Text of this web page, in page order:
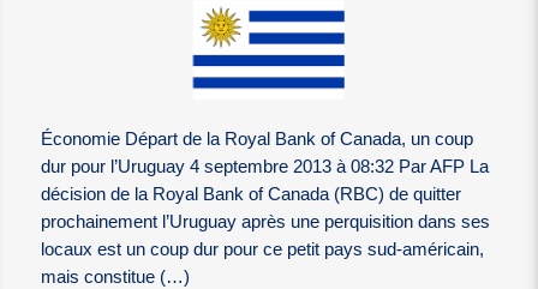
Économie Départ de la Royal Bank of Canada, un coup
dur pour l’Uruguay 4 septembre 2013 à 08:32 Par AFP La
décision de la Royal Bank of Canada (RBC) de quitter
prochainement l’Uruguay après une perquisition dans ses
locaux est un coup dur pour ce petit pays sud-américain,
mais constitue (…)